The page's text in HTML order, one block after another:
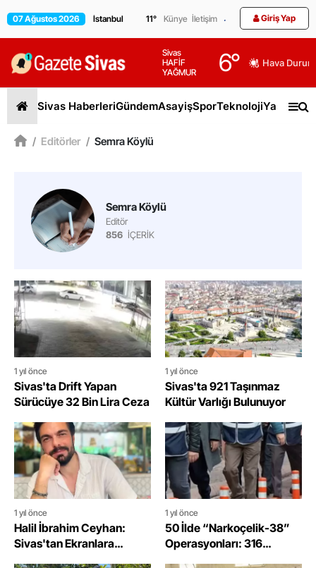
07 Ağustos 2026 11° Künye İletişim Giriş Yap
Sivas
HAFİF
YAĞMUR
6° Hava
Sivas HaberleriGündemAsayişSporTeknolojiYaşam
/ Editörler / Semra Köylü
Semra Köylü
Editör
856 İÇERİK
1 yıl önce
Sivas'ta Drift Yapan
Sürücüye 32 Bin Lira Ceza
1 yıl önce
Sivas'ta 921 Taşınmaz
Kültür Varlığı Bulunuyor
1 yıl önce
Halil İbrahim Ceyhan:
Sivas'tan Ekranlara
1 yıl önce
50 İlde “Narkoçelik-38”
Operasyonları: 316